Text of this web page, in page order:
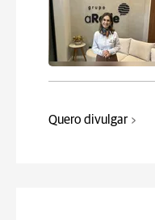
Quero divulgar